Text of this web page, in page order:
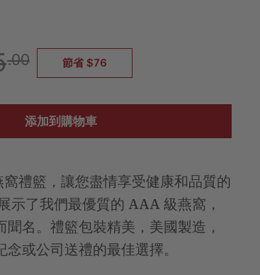
.00$1,105.00
節省 $76
添加到購物車
禮籃，讓您盡情享受健康和品質的
示了我們最優質的 AAA 級燕窩，
名。禮籃包裝精美，美國製造，
或公司送禮的最佳選擇。